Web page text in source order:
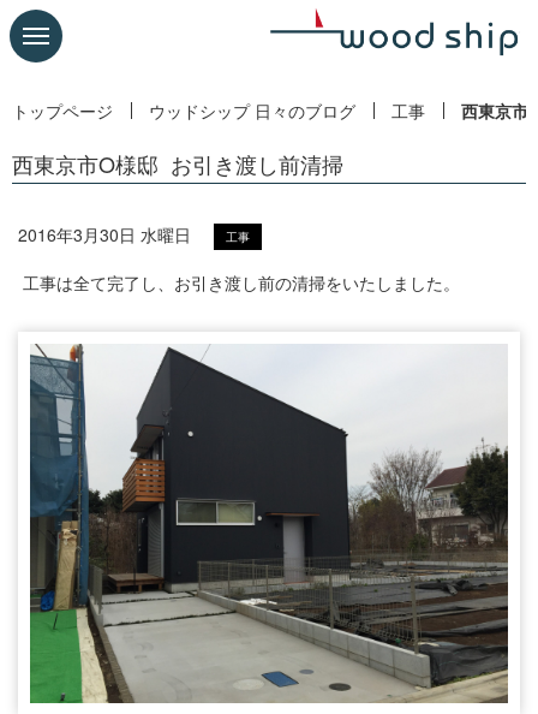
トップページ ウッドシップ 日々のブログ 工事 西東京市
西東京市O様邸 お引き渡し前清掃
2016年3月30日 水曜日 工事
工事は全て完了し、お引き渡し前の清掃をいたしました。